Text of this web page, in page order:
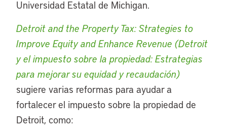
Universidad Estatal de Michigan.
Detroit and the Property Tax: Strategies to
Improve Equity and Enhance Revenue (Detroit
y el impuesto sobre la propiedad: Estrategias
para mejorar su equidad y recaudación)
sugiere varias reformas para ayudar a
fortalecer el impuesto sobre la propiedad de
Detroit, como: